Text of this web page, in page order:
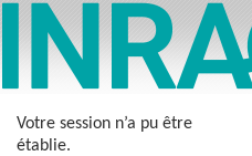
Votre session n’a pu être
établie.